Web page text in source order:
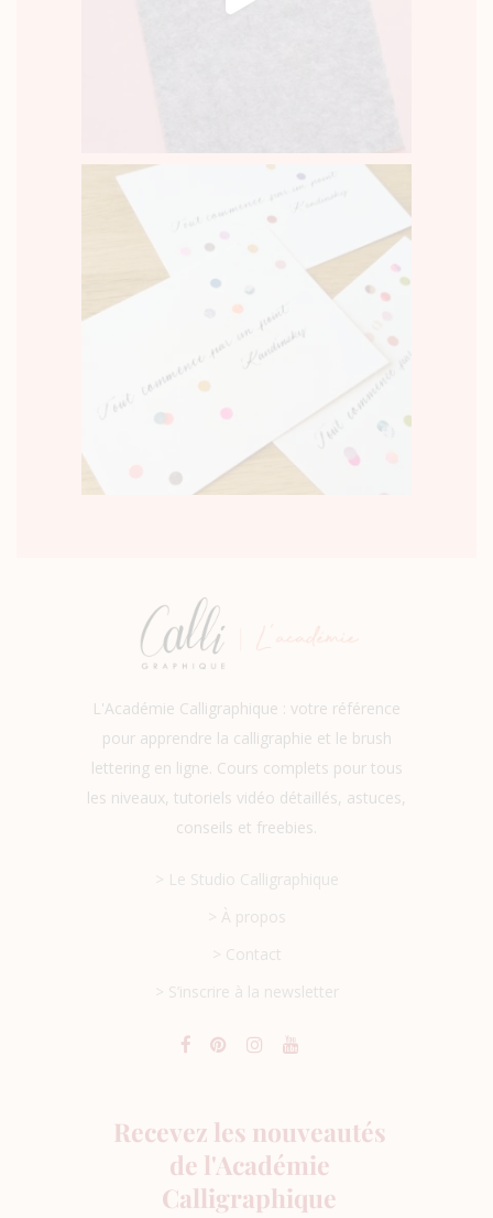
L'Académie Calligraphique : votre référence
pour apprendre la calligraphie et le brush
lettering en ligne. Cours complets pour tous
les niveaux, tutoriels vidéo détaillés, astuces,
conseils et freebies.
> Le Studio Calligraphique
> À propos
> Contact
> S’inscrire à la newsletter